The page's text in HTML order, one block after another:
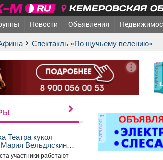
КЕМЕРОВСКАЯ
Новости Объявления
афиша Спектакль «По щучьему велению»
реклама
реклама
Театра кукол
Вельдяскина
театральной
участники работают